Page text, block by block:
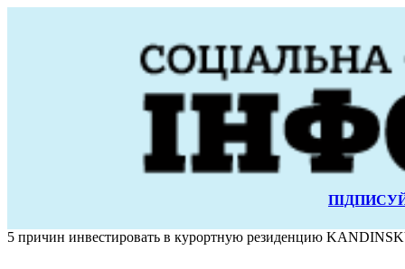
5 причин инвестировать в курортную резиденцию